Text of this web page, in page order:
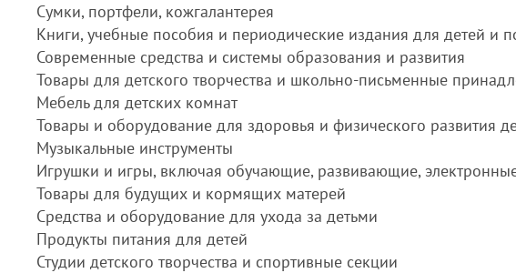
Сумки, портфели, кожгалантерея
Книги, учебные пособия и периодические издания для детей и
Современные средства и системы образования и развития
Товары для детского творчества и школьно-письменные
Мебель для детских комнат
Товары и оборудование для здоровья и физического развития
Музыкальные инструменты
Игрушки и игры, включая обучающие, развивающие,
Товары для будущих и кормящих матерей
Средства и оборудование для ухода за детьми
Продукты питания для детей
Студии детского творчества и спортивные секции